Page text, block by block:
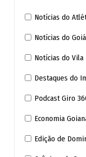
Notícias do
Notícias do
Notícias do Vila
Destaques do
Podcast Giro
Economia
Edição de